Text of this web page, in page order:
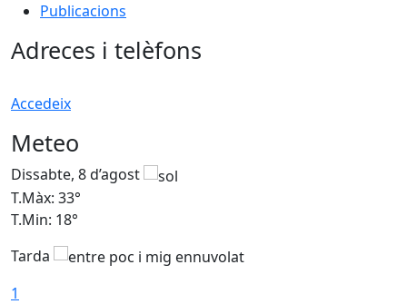
Publicacions
Adreces i telèfons
Accedeix
Meteo
Dissabte, 8 d’agost
T.Màx: 33°
T.Min: 18°
Tarda
1